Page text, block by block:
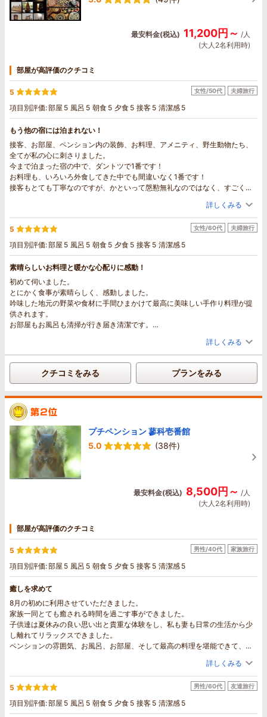
最安料金(税込) 11,200円～ /人
(大人2名利用時)
部屋が高評価のクチコミ
5
項目別評価:部屋 5 風呂 5 朝食 5 夕食 5 接客 5 清潔感 5
女性/50代 夫婦旅行
もう他の宿には泊まれない！
接客、お部屋、ペンション内の装飾、お料理、アメニティ、野生動物たち、
全てが私の心に刺さりました。
今まで泊まった宿の中で、ダントツで1番です！
お料理も、いろいろ外食してきた中でも間違いなく1番です！
接客もとても丁寧なのですが、かといって慇懃無礼なのではなく、すごく心
あまりにも最高すぎてうまく言葉では表せませんが、とにかく至福の時間を
過ごすことができました。
ずっとここにいたいと思うほど幸せなひと時でした。
今度長野に行くときは、観光ではなく、ここに泊まることが目的になりそう
です。
本当にありがとうございました。
最後、忘れ物をしてしまい大変失礼いたしました。
詳しくみる
5
項目別評価:部屋 5 風呂 5 朝食 5 夕食 5 接客 5 清潔感 5
女性/60代 夫婦旅行
素晴らしいお料理と暖かな心配りに感動！
初めて伺いました。
とにかく食事が素晴らしく、感動しました。
吟味した地元の野菜や食材に手間ひまかけて最高に美味しい手作り料理が提
供されます。
お部屋もお風呂も清掃が行き届き清潔です。
朝、窓辺にニホンリスや野鳥が、玄関には鹿のファミリーが遊びに来てく
れ、心が癒されました。
宿泊者が快適に過ごせるよう至れり尽くせりで、オーナーご夫妻のあたたか
ぜひまた伺いたいと思います。
詳しくみる
クチコミをみる プランをみる
プチペンション 蓼科壱番館
5.0
(38件)
最安料金(税込) 8,500円～ /人
(大人2名利用時)
部屋が高評価のクチコミ
5
項目別評価:部屋 5 風呂 5 朝食 5 夕食 5 接客 5 清潔感 5
男性/40代 家族旅行
癒しを求めて
8月の初めに利用させていただきました。
家族一同とても癒される時間を過ごす事ができました。
子供達は夏休みの良い思い出と貴重な体験をし、私も妻も日常の生活から少
し離れてリラックスできました。
ペンションの雰囲気、お風呂、お部屋、そして最高の料理を堪能できて、大
そして、ご夫婦の周囲への気配りを忘れないお人柄に、感銘を受けました。
子供達は宿から帰りたくない、とすっかり気に入ってしまいましたので、ぜ
ひまた利用させていただきます。
リス、野鳥を観察できましたし、帰りの道で小鹿も見れました！
素敵な旅でした。
詳しくみる
5
項目別評価:部屋 5 風呂 5 朝食 5 夕食 5 接客 5 清潔感 5
男性/60代 友達旅行